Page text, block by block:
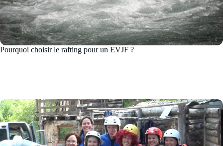
Pourquoi choisir le rafting pour un EVJF ?